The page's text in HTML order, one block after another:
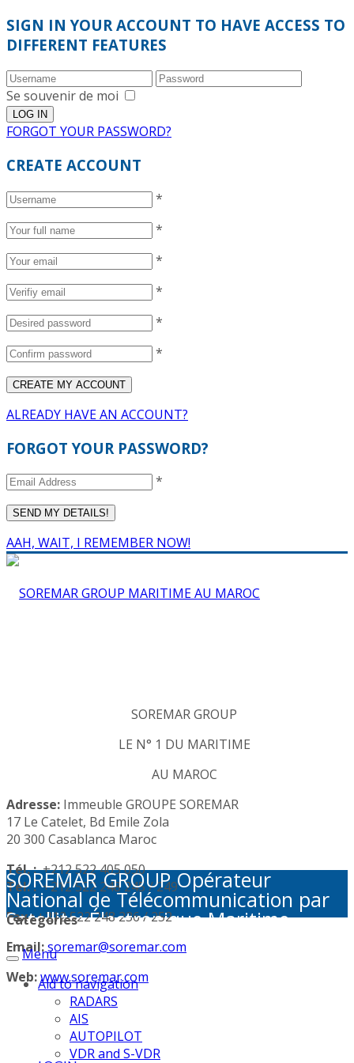
SIGN IN YOUR ACCOUNT TO HAVE ACCESS TO
DIFFERENT FEATURES
Se souvenir de moi
FORGOT YOUR PASSWORD?
CREATE ACCOUNT
*
*
*
*
*
*
ALREADY HAVE AN ACCOUNT?
FORGOT YOUR PASSWORD?
*
AAH, WAIT, I REMEMBER NOW!
SOREMAR GROUP
LE N° 1 DU MARITIME
AU MAROC
Adresse: Immeuble GROUPE SOREMAR
17 Le Catelet, Bd Emile Zola
20 300 Casablanca Maroc
Tél. :+212 522 405 050
Tél. :+212 522 248 245 / 249
Fax :+212 522 248 236 / 252
Email:soremar@soremar.com
Web:www.soremar.com
SOREMAR GROUP Opérateur
National de Télécommunication par
Satellite: Électronique Maritime -
Activités Portuaires - Plaisance et
Sécurité en Mer - Télécommunication
par Satellite - Défense et sécurité -
Géolocalisation - Visioconférence
Categories
Menu
Aid to navigation
RADARS
AIS
AUTOPILOT
VDR and S-VDR